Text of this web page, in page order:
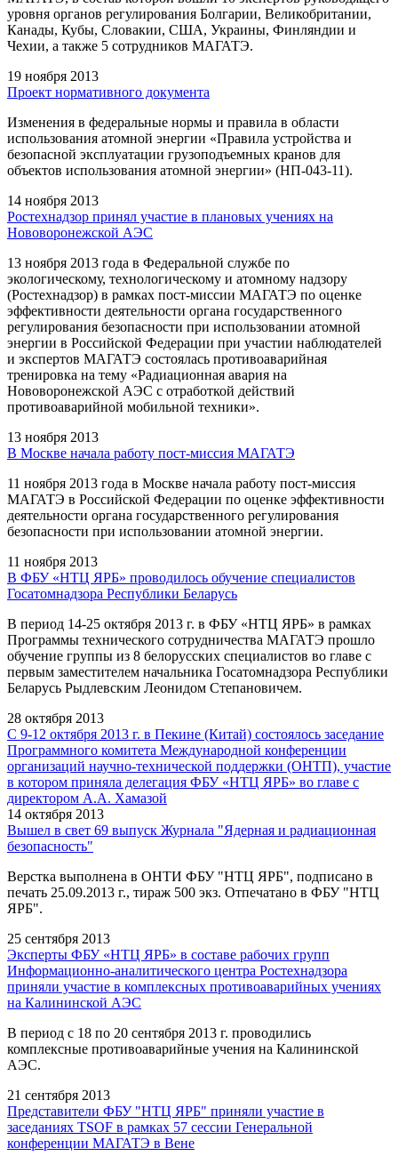
уровня органов регулирования Болгарии, Великобритании,
Канады, Кубы, Словакии, США, Украины, Финляндии и
Чехии, а также 5 сотрудников МАГАТЭ.
19 ноября 2013
Проект нормативного документа
Изменения в федеральные нормы и правила в области
использования атомной энергии «Правила устройства и
безопасной эксплуатации грузоподъемных кранов для
объектов использования атомной энергии» (НП-043-11).
14 ноября 2013
Ростехнадзор принял участие в плановых учениях на
Нововоронежской АЭС
13 ноября 2013 года в Федеральной службе по
экологическому, технологическому и атомному надзору
(Ростехнадзор) в рамках пост-миссии МАГАТЭ по оценке
эффективности деятельности органа государственного
регулирования безопасности при использовании атомной
энергии в Российской Федерации при участии наблюдателей
и экспертов МАГАТЭ состоялась противоаварийная
тренировка на тему «Радиационная авария на
Нововоронежской АЭС с отработкой действий
противоаварийной мобильной техники».
13 ноября 2013
В Москве начала работу пост-миссия МАГАТЭ
11 ноября 2013 года в Москве начала работу пост-миссия
МАГАТЭ в Российской Федерации по оценке эффективности
деятельности органа государственного регулирования
безопасности при использовании атомной энергии.
11 ноября 2013
В ФБУ «НТЦ ЯРБ» проводилось обучение специалистов
Госатомнадзора Республики Беларусь
В период 14-25 октября 2013 г. в ФБУ «НТЦ ЯРБ» в рамках
Программы технического сотрудничества МАГАТЭ прошло
обучение группы из 8 белорусских специалистов во главе с
первым заместителем начальника Госатомнадзора Республики
Беларусь Рыдлевским Леонидом Степановичем.
28 октября 2013
С 9-12 октября 2013 г. в Пекине (Китай) состоялось заседание
Программного комитета Международной конференции
организаций научно-технической поддержки (ОНТП), участие
в котором приняла делегация ФБУ «НТЦ ЯРБ» во главе с
директором А.А. Хамазой
14 октября 2013
Вышел в свет 69 выпуск Журнала "Ядерная и радиационная
безопасность"
Верстка выполнена в ОНТИ ФБУ "НТЦ ЯРБ", подписано в
печать 25.09.2013 г., тираж 500 экз. Отпечатано в ФБУ "НТЦ
ЯРБ".
25 сентября 2013
Эксперты ФБУ «НТЦ ЯРБ» в составе рабочих групп
Информационно-аналитического центра Ростехнадзора
приняли участие в комплексных противоаварийных учениях
на Калининской АЭС
В период с 18 по 20 сентября 2013 г. проводились
комплексные противоаварийные учения на Калининской
АЭС.
21 сентября 2013
Представители ФБУ "НТЦ ЯРБ" приняли участие в
заседаниях TSOF в рамках 57 сессии Генеральной
конференции МАГАТЭ в Вене